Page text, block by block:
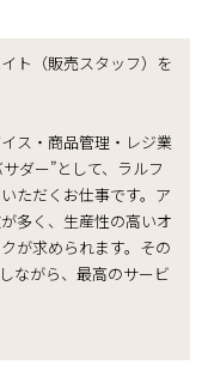
ト（販売スタッフ）を
ス・商品管理・レジ業
ダー”として、ラルフ
ただくお仕事です。ア
多く、生産性の高いオ
が求められます。その
ながら、最高のサービ